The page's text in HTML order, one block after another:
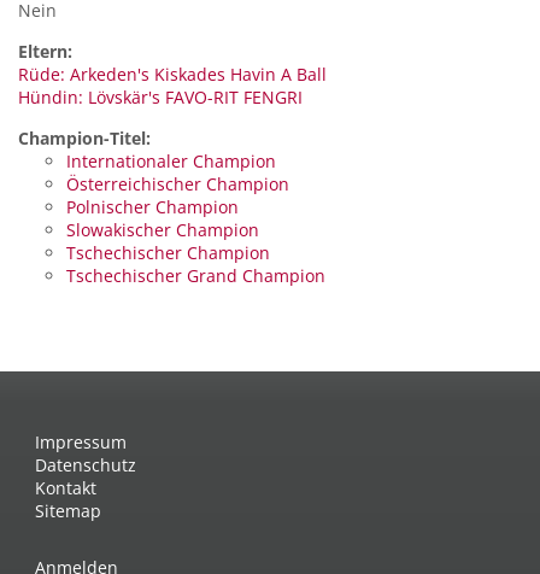
Nein
Eltern:
Rüde: Arkeden's Kiskades Havin A Ball
Hündin: Lövskär's FAVO-RIT FENGRI
Champion-Titel:
Internationaler Champion
Österreichischer Champion
Polnischer Champion
Slowakischer Champion
Tschechischer Champion
Tschechischer Grand Champion
Impressum
Datenschutz
Kontakt
Sitemap
Anmelden